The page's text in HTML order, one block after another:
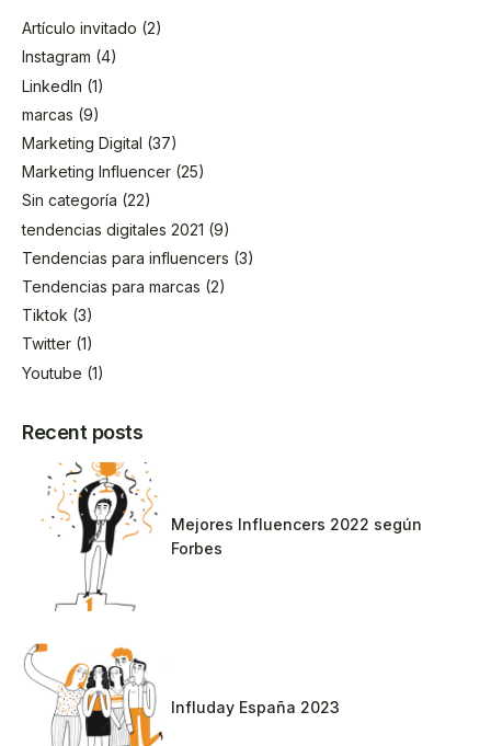
Artículo invitado (2)
Instagram (4)
LinkedIn (1)
marcas (9)
Marketing Digital (37)
Marketing Influencer (25)
Sin categoría (22)
tendencias digitales 2021 (9)
Tendencias para influencers (3)
Tendencias para marcas (2)
Tiktok (3)
Twitter (1)
Youtube (1)
Recent posts
Mejores Influencers 2022 según
Forbes
Influday España 2023